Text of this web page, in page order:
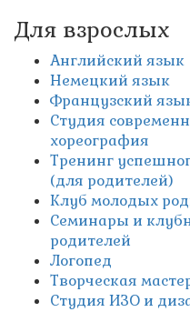
Для взрослых
Английский язык
Немецкий язык
Французский
Студия
хореография
Тренинг
(для родителей)
Клуб молодых
Семинары и
родителей
Логопед
Творческая
Студия ИЗО и